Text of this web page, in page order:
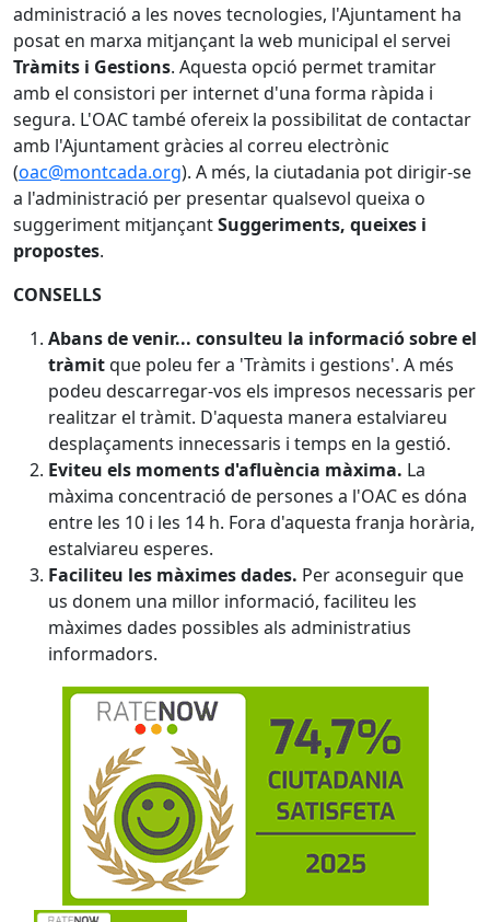
administració a les noves tecnologies, l'Ajuntament ha
posat en marxa mitjançant la web municipal el servei
Tràmits i Gestions. Aquesta opció permet tramitar
amb el consistori per internet d'una forma ràpida i
segura. L'OAC també ofereix la possibilitat de contactar
amb l'Ajuntament gràcies al correu electrònic
(oac@montcada.org). A més, la ciutadania pot dirigir-se
a l'administració per presentar qualsevol queixa o
suggeriment mitjançantSuggeriments, queixes i
propostes.
CONSELLS
Abans de venir... consulteu la informació sobre el
tràmitque poleu fer a 'Tràmits i gestions'. A més
podeu descarregar-vos els impresos necessaris per
realitzar el tràmit. D'aquesta manera estalviareu
desplaçaments innecessaris i temps en la gestió.
Eviteu els moments d'afluència màxima. La
màxima concentració de persones a l'OAC es dóna
entre les 10 i les 14 h. Fora d'aquesta franja horària,
estalviareu esperes.
Faciliteu les màximes dades. Per aconseguir que
us donem una millor informació, faciliteu les
màximes dades possibles als administratius
informadors.